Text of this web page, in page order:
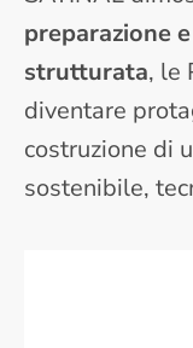
preparazione
strutturata, le
diventare
costruzione di
sostenibile,